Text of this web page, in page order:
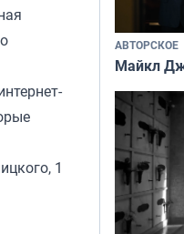
1
АВТОРСКОЕ
Майкл